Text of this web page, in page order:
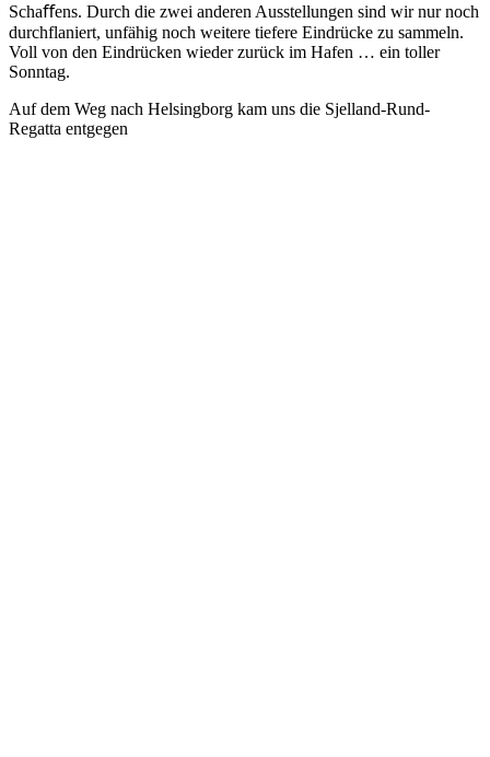
Schaﬀens. Durch die zwei anderen Ausstellungen sind wir nur noch
durchflaniert, unfähig noch weitere tiefere Eindrücke zu sammeln.
Voll von den Eindrücken wieder zurück im Hafen … ein toller
Sonntag.
Auf dem Weg nach Helsingborg kam uns die Sjelland-Rund-
Regatta entgegen